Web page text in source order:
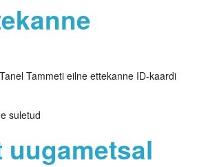
Tammeti eilne ettekanne ID-kaardi
suletud
uugametsal